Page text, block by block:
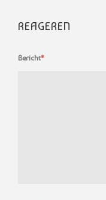
REAGEREN
Bericht*